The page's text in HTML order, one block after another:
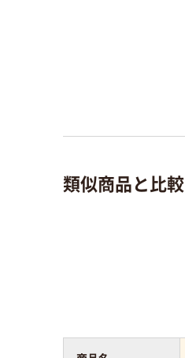
類似商品と比較